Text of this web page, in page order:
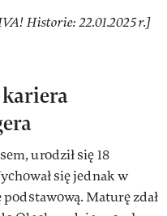
Historie: 22.01.2025 r.]
kariera
urodził się 18
się jednak w
Maturę zdał